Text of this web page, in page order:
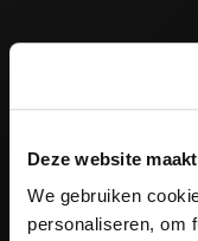
Deze website
We gebruiken
personaliseren, om